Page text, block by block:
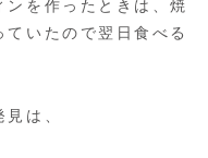
を作ったときは、焼
いたので翌日食べる
は、